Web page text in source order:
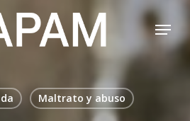
Menu
Maltrato y abuso
Close